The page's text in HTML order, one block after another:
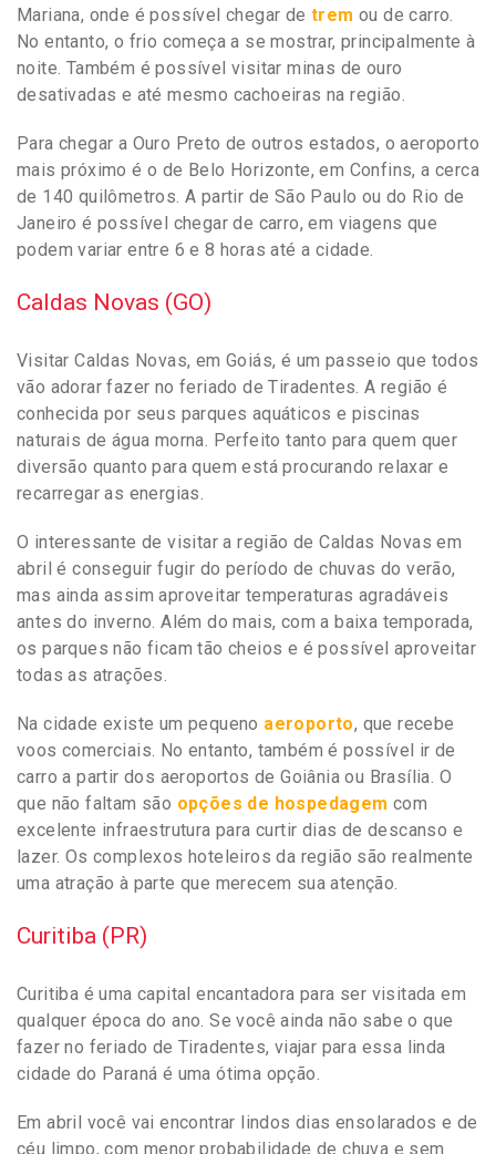
Mariana, onde é possível chegar de trem ou de carro.
No entanto, o frio começa a se mostrar, principalmente à
noite. Também é possível visitar minas de ouro
desativadas e até mesmo cachoeiras na região.
Para chegar a Ouro Preto de outros estados, o aeroporto
mais próximo é o de Belo Horizonte, em Confins, a cerca
de 140 quilômetros. A partir de São Paulo ou do Rio de
Janeiro é possível chegar de carro, em viagens que
podem variar entre 6 e 8 horas até a cidade.
Caldas Novas (GO)
Visitar Caldas Novas, em Goiás, é um passeio que todos
vão adorar fazer no feriado de Tiradentes. A região é
conhecida por seus parques aquáticos e piscinas
naturais de água morna. Perfeito tanto para quem quer
diversão quanto para quem está procurando relaxar e
recarregar as energias.
O interessante de visitar a região de Caldas Novas em
abril é conseguir fugir do período de chuvas do verão,
mas ainda assim aproveitar temperaturas agradáveis
antes do inverno. Além do mais, com a baixa temporada,
os parques não ficam tão cheios e é possível aproveitar
todas as atrações.
Na cidade existe um pequeno aeroporto, que recebe
voos comerciais. No entanto, também é possível ir de
carro a partir dos aeroportos de Goiânia ou Brasília. O
que não faltam são opções de hospedagem com
excelente infraestrutura para curtir dias de descanso e
lazer. Os complexos hoteleiros da região são realmente
uma atração à parte que merecem sua atenção.
Curitiba (PR)
Curitiba é uma capital encantadora para ser visitada em
qualquer época do ano. Se você ainda não sabe o que
fazer no feriado de Tiradentes, viajar para essa linda
cidade do Paraná é uma ótima opção.
Em abril você vai encontrar lindos dias ensolarados e de
céu limpo, com menor probabilidade de chuva e sem